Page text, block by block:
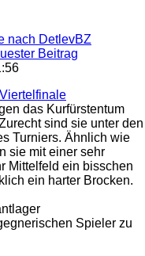
nach DetlevBZ
Beitrag
Viertelfinale
das Kurfürstentum
sind sie unter den
Turniers. Ähnlich wie
sie mit einer sehr
Mittelfeld ein bisschen
ein harter Brocken.
Spieler zu